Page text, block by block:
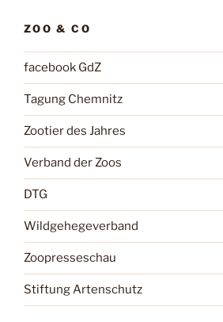
ZOO & CO
facebook GdZ
Tagung Chemnitz
Zootier des Jahres
Verband der Zoos
DTG
Wildgehegeverband
Zoopresseschau
Stiftung Artenschutz